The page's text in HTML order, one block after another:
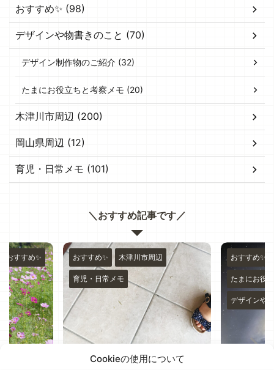
Cookieの使用について
おすすめ✨ (98)
デザインや物書きのこと (70)
デザイン制作物のご紹介 (32)
たまにお役立ちと考察メモ (20)
木津川市周辺 (200)
岡山県周辺 (12)
育児・日常メモ (101)
＼おすすめ記事です／
おすすめ✨
たまにお役立ちと考察メモ
デザインや物書きのこと
ペンタブ新調！iPad Pro
おすすめ✨